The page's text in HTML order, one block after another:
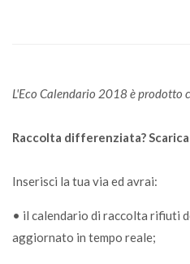
L'Eco Calendario 2018 è prodotto
Raccolta differenziata?
Inserisci la tua via ed avrai:
• il calendario di raccolta rifiuti
aggiornato in tempo reale;